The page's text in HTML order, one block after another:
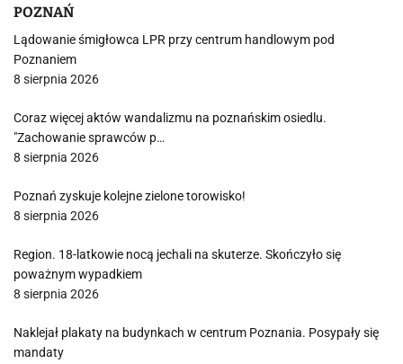
POZNAŃ
Lądowanie śmigłowca LPR przy centrum handlowym pod
Poznaniem
8 sierpnia 2026
Coraz więcej aktów wandalizmu na poznańskim osiedlu.
"Zachowanie sprawców p…
8 sierpnia 2026
Poznań zyskuje kolejne zielone torowisko!
8 sierpnia 2026
Region. 18-latkowie nocą jechali na skuterze. Skończyło się
poważnym wypadkiem
8 sierpnia 2026
Naklejał plakaty na budynkach w centrum Poznania. Posypały się
mandaty